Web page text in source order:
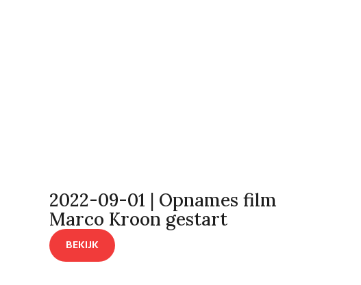
2022-09-01 | Opnames film
Marco Kroon gestart
BEKIJK